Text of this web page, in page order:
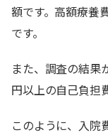
額です。高額療養
です。
また、調査の結果
円以上の自己負担
このように、入院